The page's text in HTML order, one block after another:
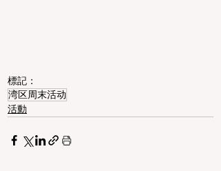
標記：
湾区周末活动
活動